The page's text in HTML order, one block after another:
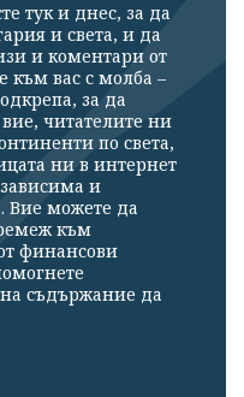
тук и днес, за да
и света, и да
и коментари от
към вас с молба –
за да
читателите ни
по света,
ни в интернет
и
Вие можете да
към
финансови
съдържание да